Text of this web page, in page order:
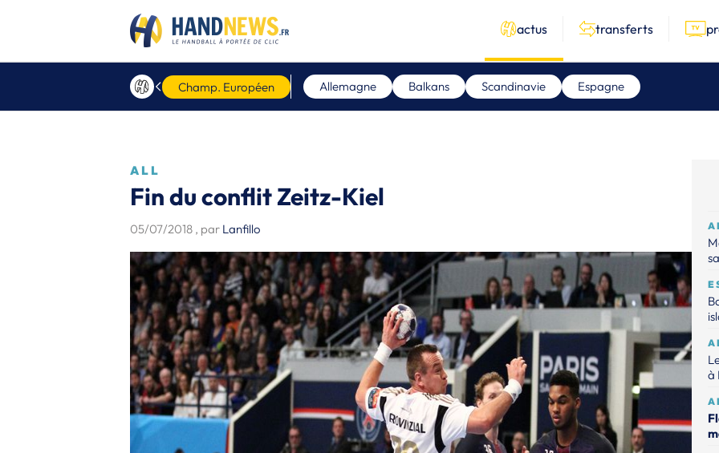
actus transferts
Champ. Européen Allemagne Balkans Scandinavie Espagne
ALL
Fin du conflit Zeitz-Kiel
05/07/2018 , par Lanfillo
à